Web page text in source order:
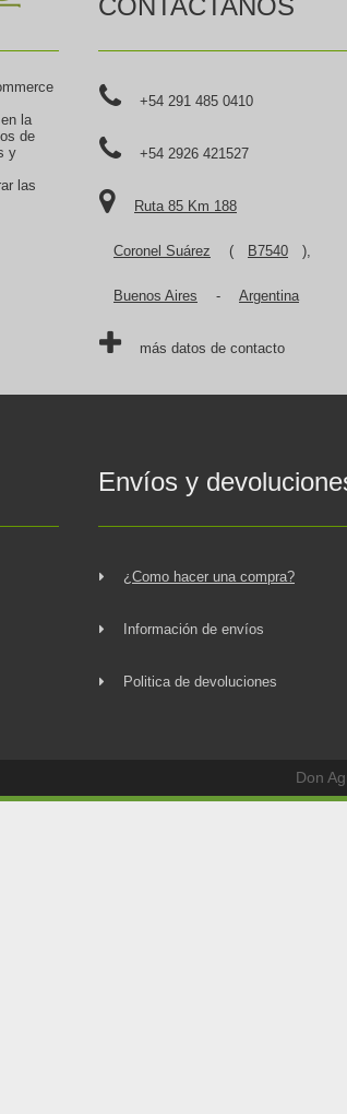
la
de
y
las
CONTACTANOS
+54 291 485 0410
+54 2926 421527
Ruta 85 Km 188
Coronel Suárez ( B7540 ),
Buenos Aires - Argentina
más datos de contacto
Envíos y
¿Como hacer una compra?
Información de envíos
Politica de devoluciones
Don